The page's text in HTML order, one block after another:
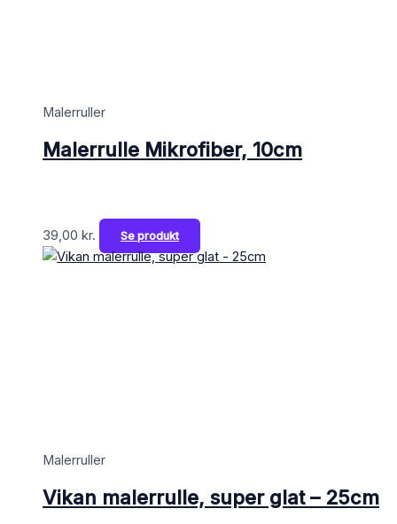
Malerruller
Malerrulle Mikrofiber, 10cm
39,00 kr. Se produkt
Malerruller
Vikan malerrulle, super glat – 25cm